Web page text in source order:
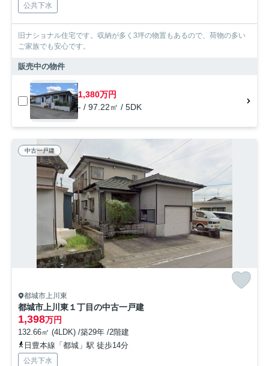
公共下水
旧ナショナル住宅です。収納が多く3坪の物置もあるので、荷物の多い
ご家族でも安心です。
販売中の物件
1,380万円
- / 97.22㎡ / 5DK
中古一戸建
都城市上川東
都城市上川東１丁目の中古一戸建
1,398万円
132.66㎡ (4LDK) /築29年 /2階建
日豊本線「都城」駅 徒歩14分
公共下水